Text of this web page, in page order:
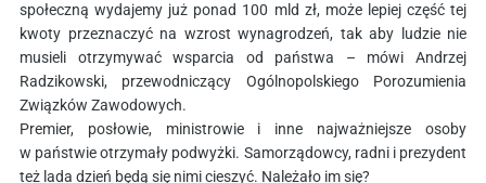
społeczną wydajemy już ponad 100 mld zł, może lepiej część tej
kwoty przeznaczyć na wzrost wynagrodzeń, tak aby ludzie nie
musieli otrzymywać wsparcia od państwa – mówi Andrzej
Radzikowski, przewodniczący Ogólnopolskiego Porozumienia
Związków Zawodowych.
Premier, posłowie, ministrowie i inne najważniejsze osoby
w państwie otrzymały podwyżki. Samorządowcy, radni i prezydent
też lada dzień będą się nimi cieszyć. Należało im się?